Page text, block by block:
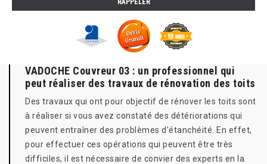
VADOCHE Couvreur 03 : un professionnel qui
peut réaliser des travaux de rénovation des toits
Des travaux qui ont pour objectif de rénover les toits sont
à réaliser si vous avez constaté des détériorations qui
peuvent entraîner des problèmes d'étanchéité. En effet,
pour effectuer ces opérations qui peuvent être très
difficiles, il est nécessaire de convier des experts en la